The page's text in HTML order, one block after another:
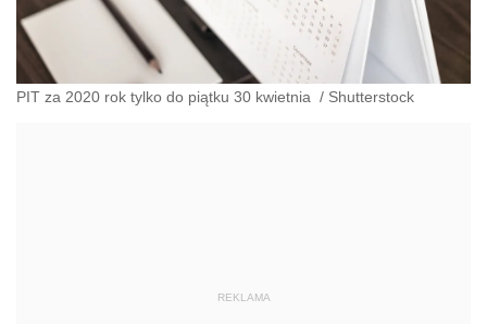
PIT za 2020 rok tylko do piątku 30 kwietnia / Shutterstock